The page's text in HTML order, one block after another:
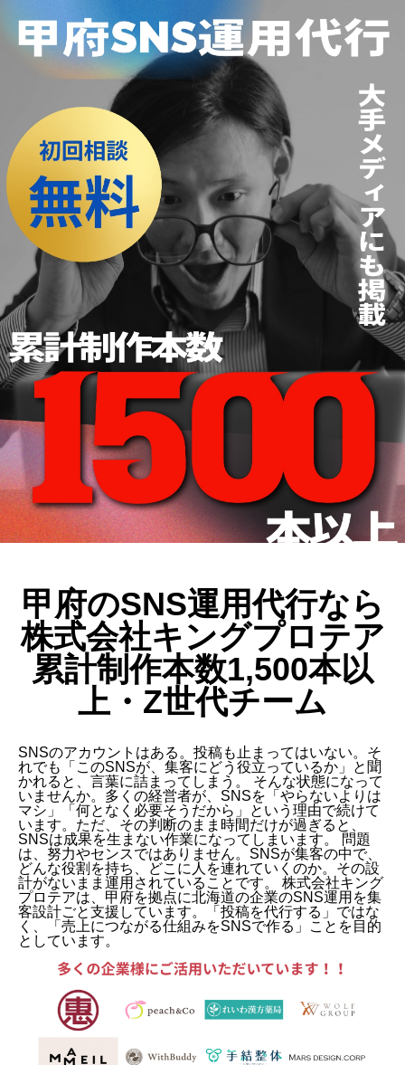
甲府のSNS運用代行なら
株式会社キングプロテア
累計制作本数1,500本以
上・Z世代チーム
SNSのアカウントはある。投稿も止まってはいない。そ
れでも「このSNSが、集客にどう役立っているか」と聞
かれると、言葉に詰まってしまう。 そんな状態になって
いませんか。多くの経営者が、SNSを「やらないよりは
マシ」「何となく必要そうだから」という理由で続けて
います。ただ、その判断のまま時間だけが過ぎると、
SNSは成果を生まない作業になってしまいます。 問題
は、努力やセンスではありません。SNSが集客の中で、
どんな役割を持ち、どこに人を連れていくのか。その設
計がないまま運用されていることです。 株式会社キング
プロテアは、甲府を拠点に北海道の企業のSNS運用を集
客設計ごと支援しています。「投稿を代行する」ではな
く、「売上につながる仕組みをSNSで作る」ことを目的
としています。